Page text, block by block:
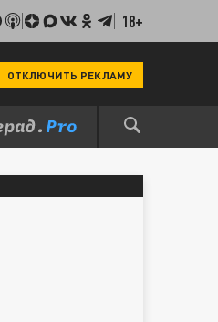
18+
ОТКЛЮЧИТЬ РЕКЛАМУ